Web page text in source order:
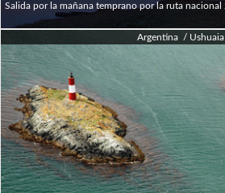
Argentina / Ushuaia